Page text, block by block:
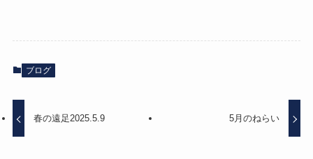
ブログ
春の遠足2025.5.9 5月のねらい